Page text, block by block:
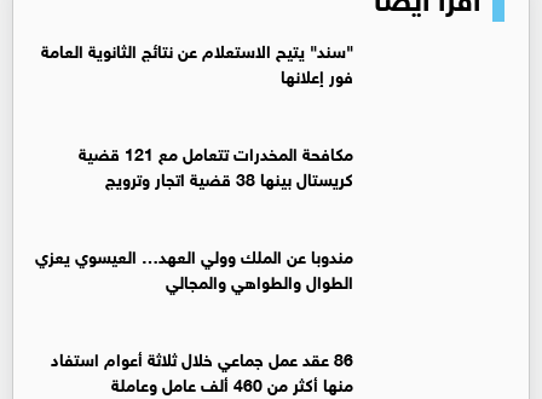
"سند" يتيح الاستعلام عن نتائج الثانوية العامة
فور إعلانها
مكافحة المخدرات تتعامل مع 121 قضية
كريستال بينها 38 قضية اتجار وترويج
مندوبا عن الملك وولي العهد… العيسوي يعزي
الطوال والطواهي والمجالي
86 عقد عمل جماعي خلال ثلاثة أعوام استفاد
منها أكثر من 460 ألف عامل وعاملة